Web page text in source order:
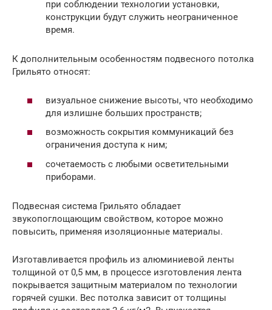
при соблюдении технологии установки,
конструкции будут служить неограниченное
время.
К дополнительным особенностям подвесного потолка
Грильято относят:
визуальное снижение высоты, что необходимо
для излишне больших пространств;
возможность сокрытия коммуникаций без
ограничения доступа к ним;
сочетаемость с любыми осветительными
приборами.
Подвесная система Грильято обладает
звукопоглощающим свойством, которое можно
повысить, применяя изоляционные материалы.
Изготавливается профиль из алюминиевой ленты
толщиной от 0,5 мм, в процессе изготовления лента
покрывается защитным материалом по технологии
горячей сушки. Вес потолка зависит от толщины